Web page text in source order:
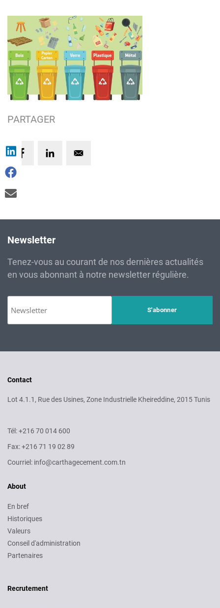
PARTAGER
Newsletter
Tenez-vous au courant de nos dernières actualités
en vous abonnant à notre newsletter régulière.
Contact
Lot 4.1.1, Rue des Usines, Zone Industrielle Kheireddine, 2015 Tunis
Tél: +216 70 014 600
Fax: +216 71 19 02 89
Courriel: info@carthagecement.com.tn
About
En bref
Historiques
Valeurs
Conseil d'administration
Partenaires
Recrutement